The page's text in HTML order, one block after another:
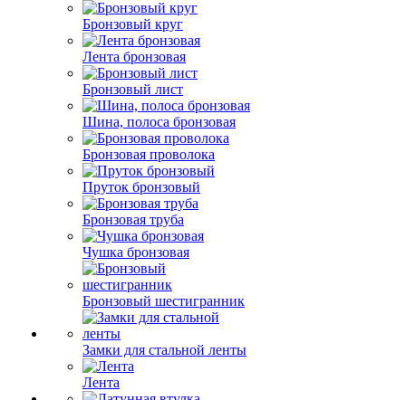
Бронзовый круг
Лента бронзовая
Бронзовый лист
Шина, полоса бронзовая
Бронзовая проволока
Пруток бронзовый
Бронзовая труба
Чушка бронзовая
Бронзовый шестигранник
Замки для стальной ленты
Лента